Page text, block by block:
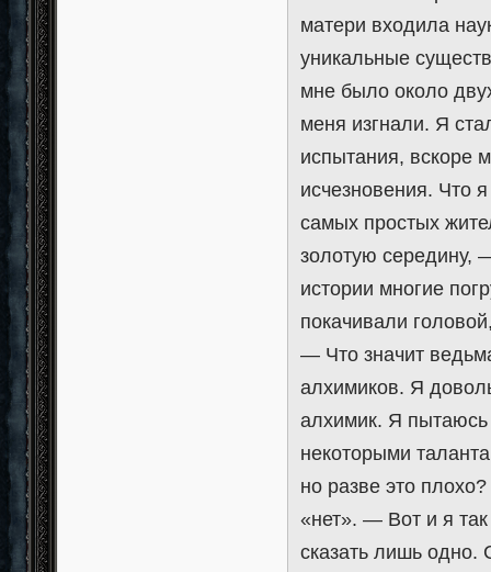
матери входила
уникальные
мне было около
меня изгнали. Я
испытания, вскоре
исчезновения. Что
самых простых
золотую середину,
истории многие
покачивали
— Что значит
алхимиков. Я
алхимик. Я пытаюсь
некоторыми
но разве это
«нет». — Вот и я
сказать лишь одно.